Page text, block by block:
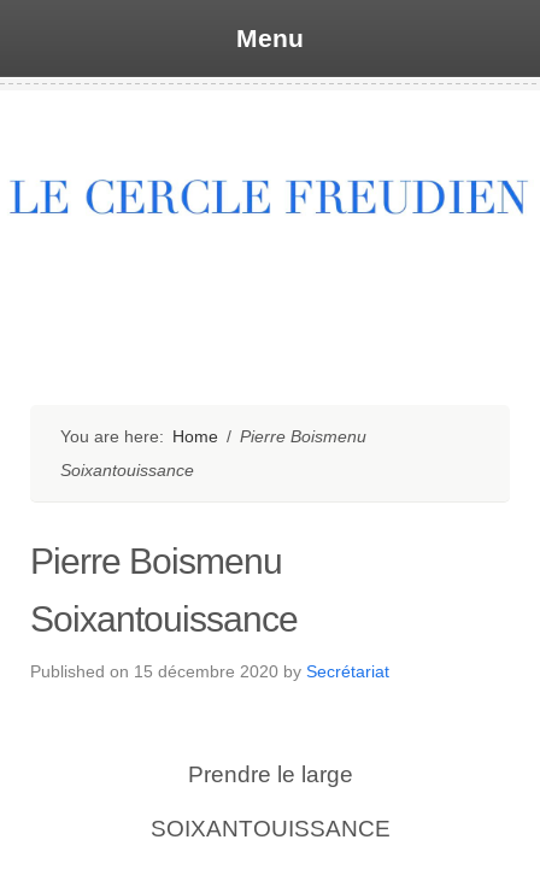
Menu
You are here: Home / Pierre Boismenu
Soixantouissance
Pierre Boismenu
Soixantouissance
Published on 15 décembre 2020 by Secrétariat
Prendre le large
SOIXANTOUISSANCE